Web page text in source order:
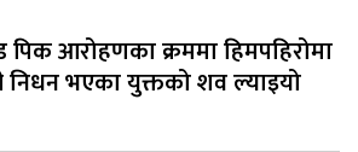
पिक आरोहणका क्रममा हिमपहिरोमा
निधन भएका युक्तको शव ल्याइयो